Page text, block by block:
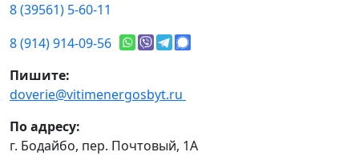
8 (39561) 5-60-11
8 (914) 914-09-56
Пишите:
doverie@vitimenergosbyt.ru
По адресу:
г. Бодайбо, пер. Почтовый, 1А